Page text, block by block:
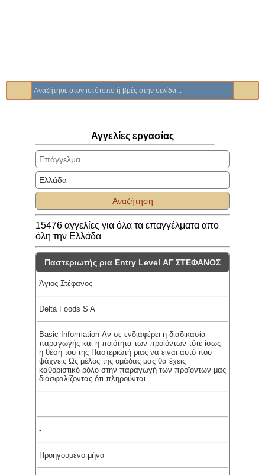
Αγγελίες εργασίας
Αναζήτηση
15476 αγγελίες για όλα τα επαγγέλματα απο
όλη την Ελλάδα
Παστεριωτής ρια Entry Level ΑΓ ΣΤΕΦΑΝΟΣ
Άγιος Στέφανος
Delta Foods S A
Basic Information Αν σε ενδιαφέρει η διαδικασία
παραγωγής και η ποιότητα των προϊόντων τότε ίσως
η θέση του της Παστεριωτή ριας να είναι αυτό που
ψάχνεις Ως μέλος της ομάδας μας θα έχεις
καθοριστικό ρόλο στην παραγωγή των προϊόντων μας
διασφαλίζοντας ότι πληρούνται......
-
-
Προηγούμενο μήνα